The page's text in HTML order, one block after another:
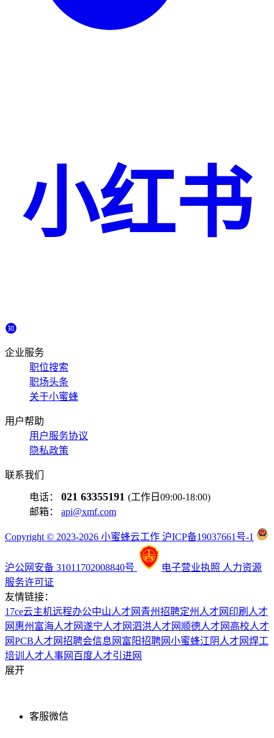
小红书
企业服务
职位搜索
职场头条
关于小蜜蜂
用户帮助
用户服务协议
隐私政策
联系我们
电话： 021 63355191 (工作日09:00-18:00)
邮箱： api@xmf.com
Copyright © 2023-2026 小蜜蜂云工作 沪ICP备19037661号-1
沪公网安备 31011702008840号 电子营业执照 人力资源
服务许可证
友情链接：
17ce云主机远程办公中山人才网 青州招聘定州人才网 印刷人才
网 惠州富海人才网遂宁人才网泗洪人才网 顺德人才网 高校人才
网PCB人才网招聘会信息网 富阳招聘网小蜜蜂江阴人才网焊工
培训 人才人事网 百度人才引进网
展开
客服微信